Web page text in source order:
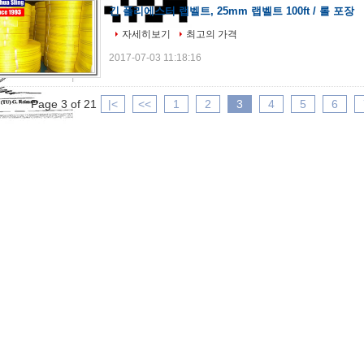
긴 폴리에스터 랩벨트, 25mm 랩벨트 100ft / 롤 포장
자세히보기 최고의 가격
2017-07-03 11:18:16
Page 3 of 21 |< << 1 2 3 4 5 6